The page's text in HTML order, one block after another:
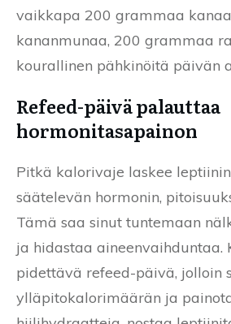
vaikkapa 200 grammaa
kananmunaa, 200 grammaa
kourallinen pähkinöitä päivän
Refeed-päivä palauttaa
hormonitasapainon
Pitkä kalorivaje laskee
säätelevän hormonin,
Tämä saa sinut tuntemaan
ja hidastaa aineenvaihduntaa.
pidettävä refeed-päivä, jolloin
ylläpitokalorimäärän ja